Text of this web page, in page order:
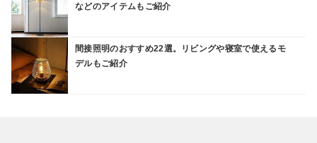
などのアイテムもご紹介
間接照明のおすすめ22選。リビングや寝室で使えるモ
デルもご紹介